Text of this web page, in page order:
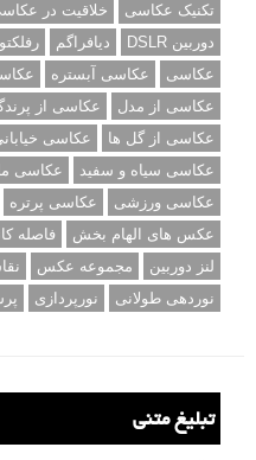
تکنیک عکاسی
خلاقیت در
دوربین DSLR
دیافراگم
عکاسی
عکاسی آبستره
عکاسی از مدل
عکاسی از
عکاسی از گل ها
عکاسی
عکاسی سیاه و سفید
عکاسی
عکاسی ورزشی
عکاسی پرتره
عکس های الهام بخش
فاصله
لنز دوربین
مجموعه عکس
نوردهی طولانی
نورپردازی
تبلیغ متنی